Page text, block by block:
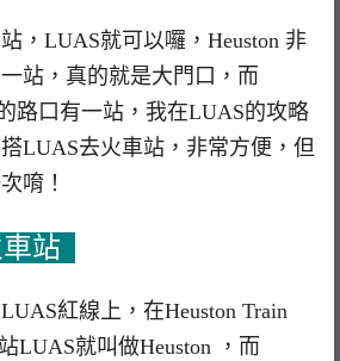
，LUAS就可以囉，Heuston 非
站，真的就是大門口，而
路口有一站，我在LUAS的攻略
LUAS去火車站，非常方便，但
唷！
站
紅線上，在Heuston Train
LUAS就叫做Heuston ，而